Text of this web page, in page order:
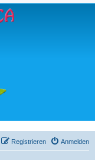
Anmelden
Registrieren